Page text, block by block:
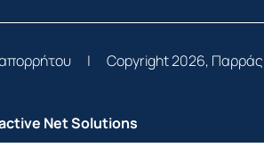
απορρήτου | Copyright 2026, Παρράς
Net Solutions